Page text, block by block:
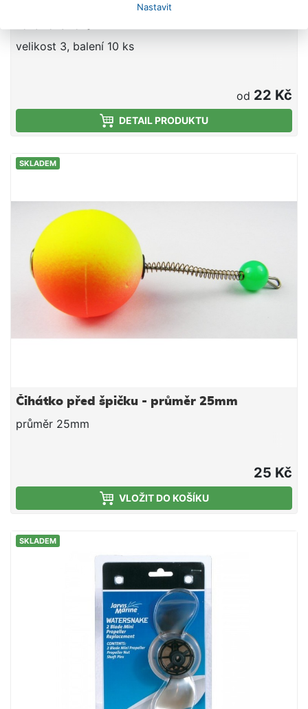
Nastavit
Háček Aquazona Kentaur (vel. 1, 2, 3, 4, 5,
velikost 3, balení 10 ks
od 22 Kč
DETAIL PRODUKTU
SKLADEM
Čihátko před špičku - průměr 25mm
průměr 25mm
25 Kč
VLOŽIT DO KOŠÍKU
SKLADEM